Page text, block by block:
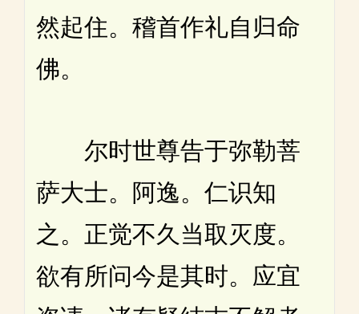
然起住。稽首作礼自归命
佛。
尔时世尊告于弥勒菩
萨大士。阿逸。仁识知
之。正觉不久当取灭度。
欲有所问今是其时。应宜